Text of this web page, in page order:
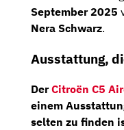
September 2025
Nera Schwarz.
Ausstattung,
DerCitroën C5
einem
selten zu finden